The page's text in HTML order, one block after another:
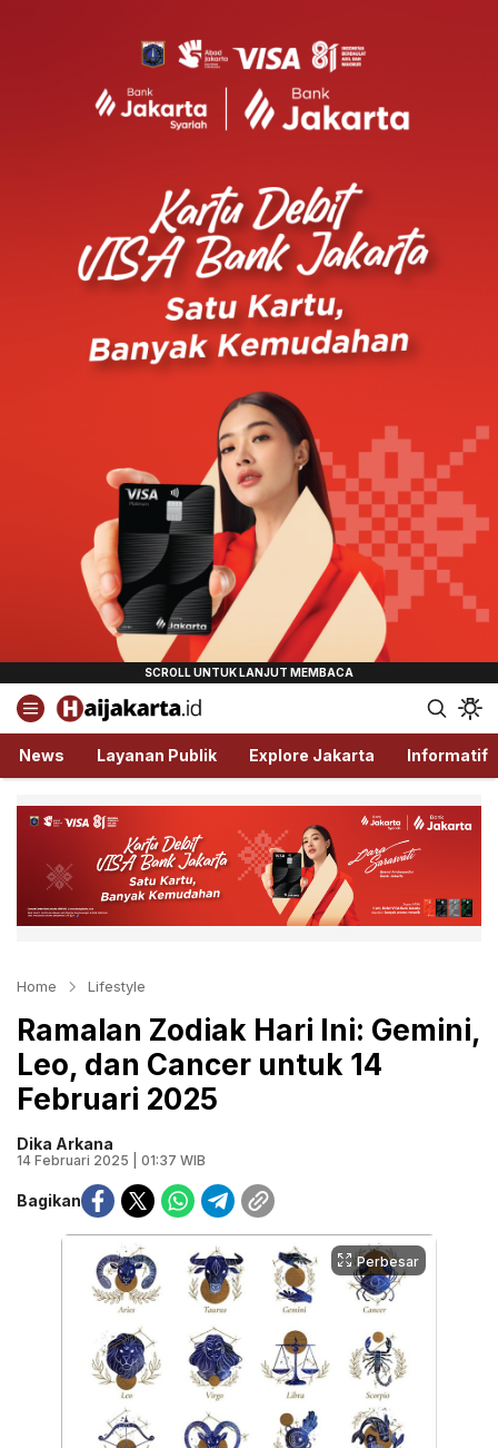
Haijakarta.id
Semua Tentang Jakarta Ada Disini!
News Layanan Publik Explore Jakarta Informatif
Home Lifestyle
Ramalan Zodiak Hari Ini: Gemini,
Leo, dan Cancer untuk 14
Februari 2025
Dika Arkana
14 Februari 2025 | 01:37 WIB
Bagikan
Perbesar